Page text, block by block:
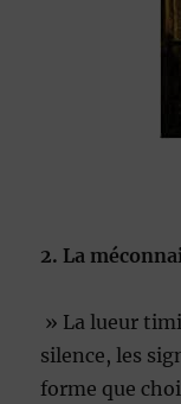
2. La
» La lueur
silence, les
forme que